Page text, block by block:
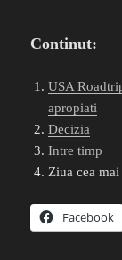
Continut:
USA
apropiati
Decizia
Intre timp
Ziua cea
Facebook